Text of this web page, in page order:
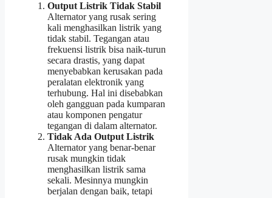
Output Listrik Tidak Stabil
Alternator yang rusak sering
kali menghasilkan listrik yang
tidak stabil. Tegangan atau
frekuensi listrik bisa naik-turun
secara drastis, yang dapat
menyebabkan kerusakan pada
peralatan elektronik yang
terhubung. Hal ini disebabkan
oleh gangguan pada kumparan
atau komponen pengatur
tegangan di dalam alternator.
Tidak Ada Output Listrik
Alternator yang benar-benar
rusak mungkin tidak
menghasilkan listrik sama
sekali. Mesinnya mungkin
berjalan dengan baik, tetapi